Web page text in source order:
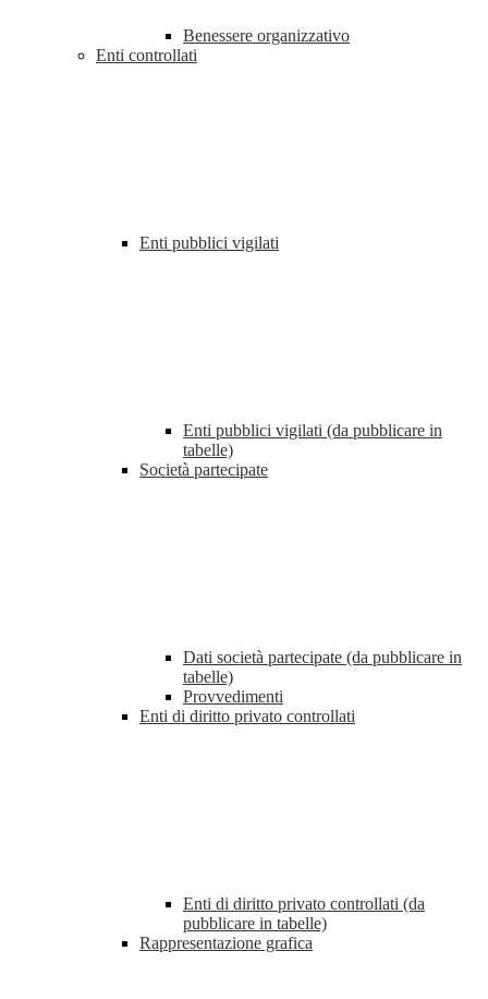
Benessere organizzativo
Enti controllati
Enti pubblici vigilati
Enti pubblici vigilati (da pubblicare in
tabelle)
Società partecipate
Dati società partecipate (da pubblicare in
tabelle)
Provvedimenti
Enti di diritto privato controllati
Enti di diritto privato controllati (da
pubblicare in tabelle)
Rappresentazione grafica